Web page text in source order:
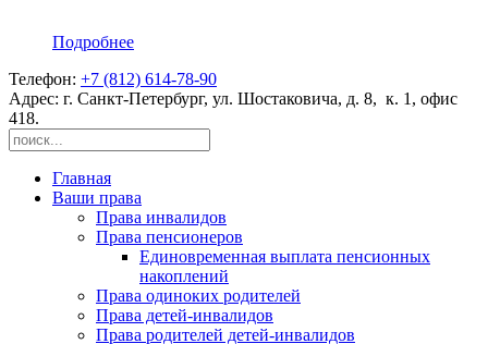
Подробнее
Телефон: +7 (812) 614-78-90
Адрес: г. Санкт-Петербург, ул. Шостаковича, д. 8, к. 1, офис
418.
Главная
Ваши права
Права инвалидов
Права пенсионеров
Единовременная выплата пенсионных
накоплений
Права одиноких родителей
Права детей-инвалидов
Права родителей детей-инвалидов